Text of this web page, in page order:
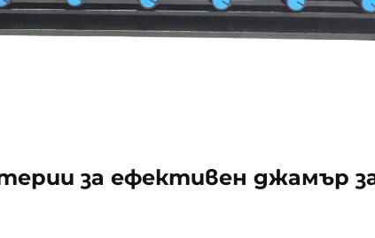
за ефективен джамър за